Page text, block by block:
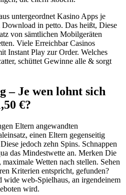
untergeordnet Kasino Apps je
in petto. Das heißt, Diese
von sämtlichen Mobilgeräten
Viele Erreichbar Casinos
Instant Play zur Order. Welches
schüttet Gewinne alle & sorgt
– Je wen lohnt sich
€?
Eltern angewandten
einen Eltern gegenseitig
jedoch zehn Spins. Schnappen
das Mindestwette an. Merken Die
Wetten nach stellen. Sehen
Kriterien entspricht, gefunden?
web-Spielhaus, an irgendeinem
wird.